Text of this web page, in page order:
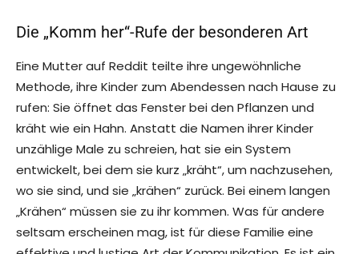
Die „Komm her“-Rufe der besonderen Art
Eine Mutter auf Reddit teilte ihre ungewöhnliche
Methode, ihre Kinder zum Abendessen nach Hause zu
rufen: Sie öffnet das Fenster bei den Pflanzen und
kräht wie ein Hahn. Anstatt die Namen ihrer Kinder
unzählige Male zu schreien, hat sie ein System
entwickelt, bei dem sie kurz „kräht“, um nachzusehen,
wo sie sind, und sie „krähen“ zurück. Bei einem langen
„Krähen“ müssen sie zu ihr kommen. Was für andere
seltsam erscheinen mag, ist für diese Familie eine